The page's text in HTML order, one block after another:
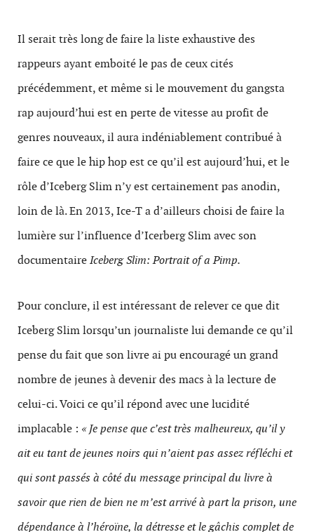
Il serait très long de faire la liste exhaustive des
rappeurs ayant emboité le pas de ceux cités
précédemment, et même si le mouvement du gangsta
rap aujourd’hui est en perte de vitesse au profit de
genres nouveaux, il aura indéniablement contribué à
faire ce que le hip hop est ce qu’il est aujourd’hui, et le
rôle d’Iceberg Slim n’y est certainement pas anodin,
loin de là. En 2013, Ice-T a d’ailleurs choisi de faire la
lumière sur l’influence d’Icerberg Slim avec son
documentaireIceberg Slim: Portrait of a Pimp.
Pour conclure, il est intéressant de relever ce que dit
Iceberg Slim lorsqu’un journaliste lui demande ce qu’il
pense du fait que son livre ai pu encouragé un grand
nombre de jeunes à devenir des macs à la lecture de
celui-ci. Voici ce qu’il répond avec une lucidité
implacable : « Je pense que c’est très malheureux, qu’il y
ait eu tant de jeunes noirs qui n’aient pas assez réfléchi et
qui sont passés à côté du message principal du livre à
savoir que rien de bien ne m’est arrivé à part la prison, une
dépendance à l’héroïne, la détresse et le gâchis complet de